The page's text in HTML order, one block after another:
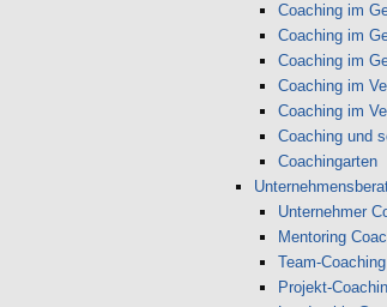
Coaching im
Coaching im
Coaching im
Coaching im
Coaching im
Coaching und
Coachingarten
Unternehmer
Mentoring
Team-
Projekt-